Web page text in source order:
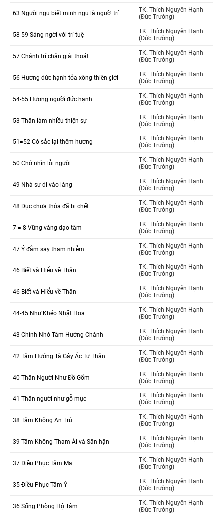
63 Người ngu biết minh ngu là người trí
TK. Thích Nguyên Hạnh
(Đức Trường)
58-59 Sáng ngời với trí tuệ
TK. Thích Nguyên Hạnh
(Đức Trường)
57 Chánh trí chân giải thoát
TK. Thích Nguyên Hạnh
(Đức Trường)
56 Hương đức hạnh tỏa xông thiên giới
TK. Thích Nguyên Hạnh
(Đức Trường)
54-55 Hương người đức hạnh
TK. Thích Nguyên Hạnh
(Đức Trường)
53 Thân làm nhiều thiện sự
TK. Thích Nguyên Hạnh
(Đức Trường)
51=52 Có sắc lại thêm hương
TK. Thích Nguyên Hạnh
(Đức Trường)
50 Chớ nhìn lỗi người
TK. Thích Nguyên Hạnh
(Đức Trường)
49 Nhà sư đi vào làng
TK. Thích Nguyên Hạnh
(Đức Trường)
48 Dục chưa thỏa đã bi chết
TK. Thích Nguyên Hạnh
(Đức Trường)
7 = 8 Vững vàng đạo tâm
TK. Thích Nguyên Hạnh
(Đức Trường)
47 Ý đắm say tham nhiễm
TK. Thích Nguyên Hạnh
(Đức Trường)
46 Biết và Hiểu về Thân
TK. Thích Nguyên Hạnh
(Đức Trường)
46 Biết và Hiểu về Thân
TK. Thích Nguyên Hạnh
(Đức Trường)
44-45 Như Khéo Nhặt Hoa
TK. Thích Nguyên Hạnh
(Đức Trường)
43 Chính Nhờ Tâm Hướng Chánh
TK. Thích Nguyên Hạnh
(Đức Trường)
42 Tâm Hướng Tà Gây Ác Tự Thân
TK. Thích Nguyên Hạnh
(Đức Trường)
40 Thân Người Như Đồ Gốm
TK. Thích Nguyên Hạnh
(Đức Trường)
41 Thân người như gỗ mục
TK. Thích Nguyên Hạnh
(Đức Trường)
38 Tâm Không An Trú
TK. Thích Nguyên Hạnh
(Đức Trường)
39 Tâm Không Tham Ái và Sân hận
TK. Thích Nguyên Hạnh
(Đức Trường)
37 Điều Phục Tâm Ma
TK. Thích Nguyên Hạnh
(Đức Trường)
35 Điều Phục Tâm Ý
TK. Thích Nguyên Hạnh
(Đức Trường)
36 Sống Phòng Hộ Tâm
TK. Thích Nguyên Hạnh
(Đức Trường)